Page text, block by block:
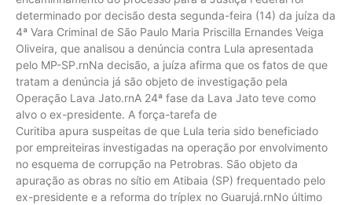
determinado por decisão desta segunda-feira (14) da juíza da
4ª Vara Criminal de São Paulo Maria Priscilla Ernandes Veiga
Oliveira, que analisou a denúncia contra Lula apresentada
pelo MP-SP.rnNa decisão, a juíza afirma que os fatos de que
tratam a denúncia já são objeto de investigação pela
Operação Lava Jato.rnA 24ª fase da Lava Jato teve como
alvo o ex-presidente. A força-tarefa de
Curitiba apura suspeitas de que Lula teria sido beneficiado
por empreiteiras investigadas na operação por envolvimento
no esquema de corrupção na Petrobras. São objeto da
apuração as obras no sítio em Atibaia (SP) frequentado pelo
ex-presidente e a reforma do tríplex no Guarujá.rnNo último